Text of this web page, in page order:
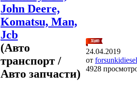
John Deere,
Komatsu, Man,
Jcb
(Авто
транспорт /
Авто запчасти)
24.04.2019
от forsunkidiesel
4928